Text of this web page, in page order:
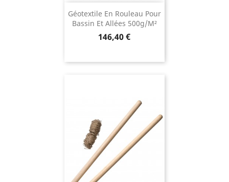
Géotextile En Rouleau Pour
Bassin Et Allées 500g/m²
Prix
146,40 €